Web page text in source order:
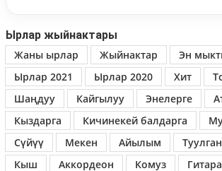
Ырлар жыйнактары
Жаны ырлар
Жыйнактар
Эн
Ырлар 2021
Ырлар 2020 Хит
Шаңдуу
Кайгылуу Энелерге
Кыздарга
Кичинекей балдарга
Сүйүү
Мекен Айылым
Кыш
Аккордеон Комуз Гитара